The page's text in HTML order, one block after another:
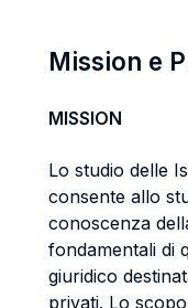
Mission e
MISSION
Lo studio delle
consente allo
conoscenza
fondamentali di
giuridico
privati. Lo